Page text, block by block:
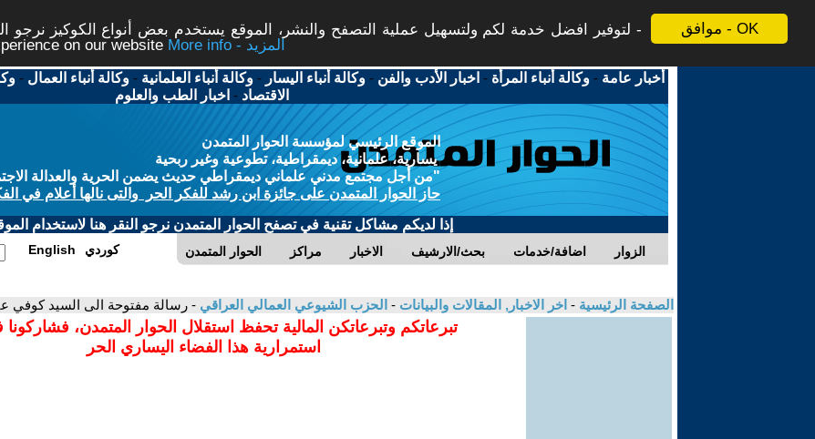
موافق - OK
لتوفير افضل خدمة لكم ولتسهيل عملية التصفح والنشر، الموقع يستخدم بعض أنواع الكوكيز نرجو
on our website
More info - المزيد
أخبار عامة -وكالة أنباء المرأة - اخبار الأدب والفن -وكالة أنباء اليسار -وكالة أنباء العلمانية -وكالة أنباء العمال -
الاقتصاد - اخبار الطب والعلوم
الموقع الرئيسي لمؤسسة الحوار المتمدن
يسارية، علمانية، ديمقراطية، تطوعية وغير ربحية
"من أجل مجتمع مدني علماني ديمقراطي حديث يضمن الحرية والعدالة
حاز الحوار المتمدن على جائزة ابن رشد للفكر الحر والتى نالها أعلام في
إذا لديكم مشاكل تقنية في تصفح الحوار المتمدن نرجو النقر هنا لاستخدام
الحوار المتمدن مراكز الاخبار بحث/الارشيف اضافة/خدمات الزوار English كوردي
الصفحة الرئيسية - اخر الاخبار, المقالات والبيانات - الحزب الشيوعي العمالي العراقي - رسالة مفتوحة الى السيد كوفي
تبرعاتكم وتبرعاتكن المالية تحفظ استقلال الحوار المتمدن،
استمرارية هذا الفضاء اليساري الحر